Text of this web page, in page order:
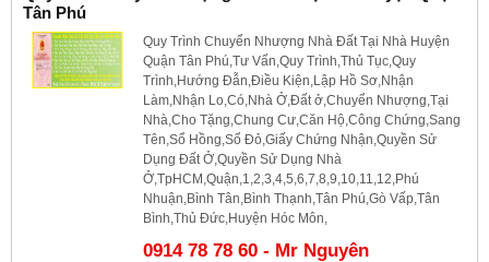
Tân Phú
Quy Trình Chuyển Nhượng Nhà Đất Tại Nhà Huyện
Quận Tân Phú,Tư Vấn,Quy Trình,Thủ Tục,Quy
Trình,Hướng Đẫn,Điều Kiện,Lập Hồ Sơ,Nhận
Làm,Nhận Lo,Có,Nhà Ở,Đất ở,Chuyển Nhượng,Tại
Nhà,Cho Tặng,Chung Cư,Căn Hộ,Công Chứng,Sang
Tên,Sổ Hồng,Sổ Đỏ,Giấy Chứng Nhận,Quyền Sử
Dụng Đất Ở,Quyền Sử Dụng Nhà
Ở,TpHCM,Quận,1,2,3,4,5,6,7,8,9,10,11,12,Phú
Nhuận,Bình Tân,Bình Thạnh,Tân Phú,Gò Vấp,Tân
Bình,Thủ Đức,Huyện Hóc Môn,
0914 78 78 60 - Mr Nguyên